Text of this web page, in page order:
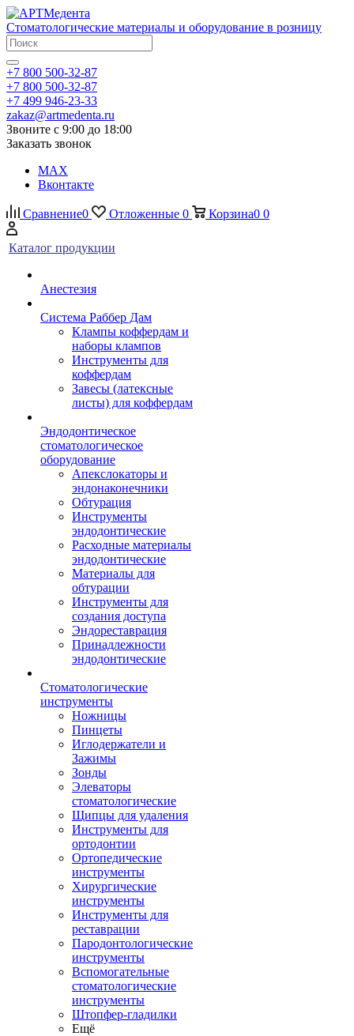
Стоматологические материалы и оборудование в розницу
+7 800 500-32-87
+7 800 500-32-87
+7 499 946-23-33
zakaz@artmedenta.ru
Звоните с 9:00 до 18:00
Заказать звонок
MAX
Вконтакте
Сравнение0 Отложенные 0 Корзина0 0
Каталог продукции
Анестезия
Система Раббер Дам
Клампы коффердам и
наборы клампов
Инструменты для
коффердам
Завесы (латексные
листы) для коффердам
Эндодонтическое
стоматологическое
оборудование
Апекслокаторы и
эндонаконечники
Обтурация
Инструменты
эндодонтические
Расходные материалы
эндодонтические
Материалы для
обтурации
Инструменты для
создания доступа
Эндореставрация
Принадлежности
эндодонтические
Стоматологические
инструменты
Ножницы
Пинцеты
Иглодержатели и
Зажимы
Зонды
Элеваторы
стоматологические
Щипцы для удаления
Инструменты для
ортодонтии
Ортопедические
инструменты
Хирургические
инструменты
Инструменты для
реставрации
Пародонтологические
инструменты
Вспомогательные
стоматологические
инструменты
Штопфер-гладилки
Ещё